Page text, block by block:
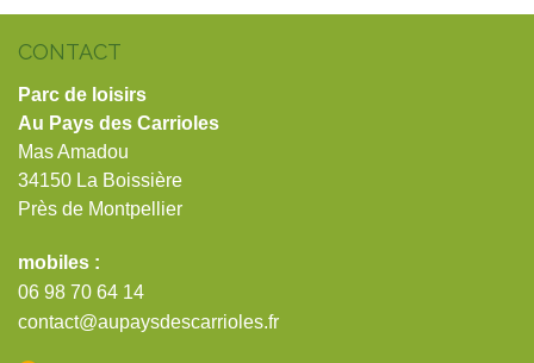
Contact
CONTACT
Parc de loisirs
Au Pays des Carrioles
Mas Amadou
34150 La Boissière
Près de Montpellier
mobiles :
06 98 70 64 14
contact@aupaysdescarrioles.fr